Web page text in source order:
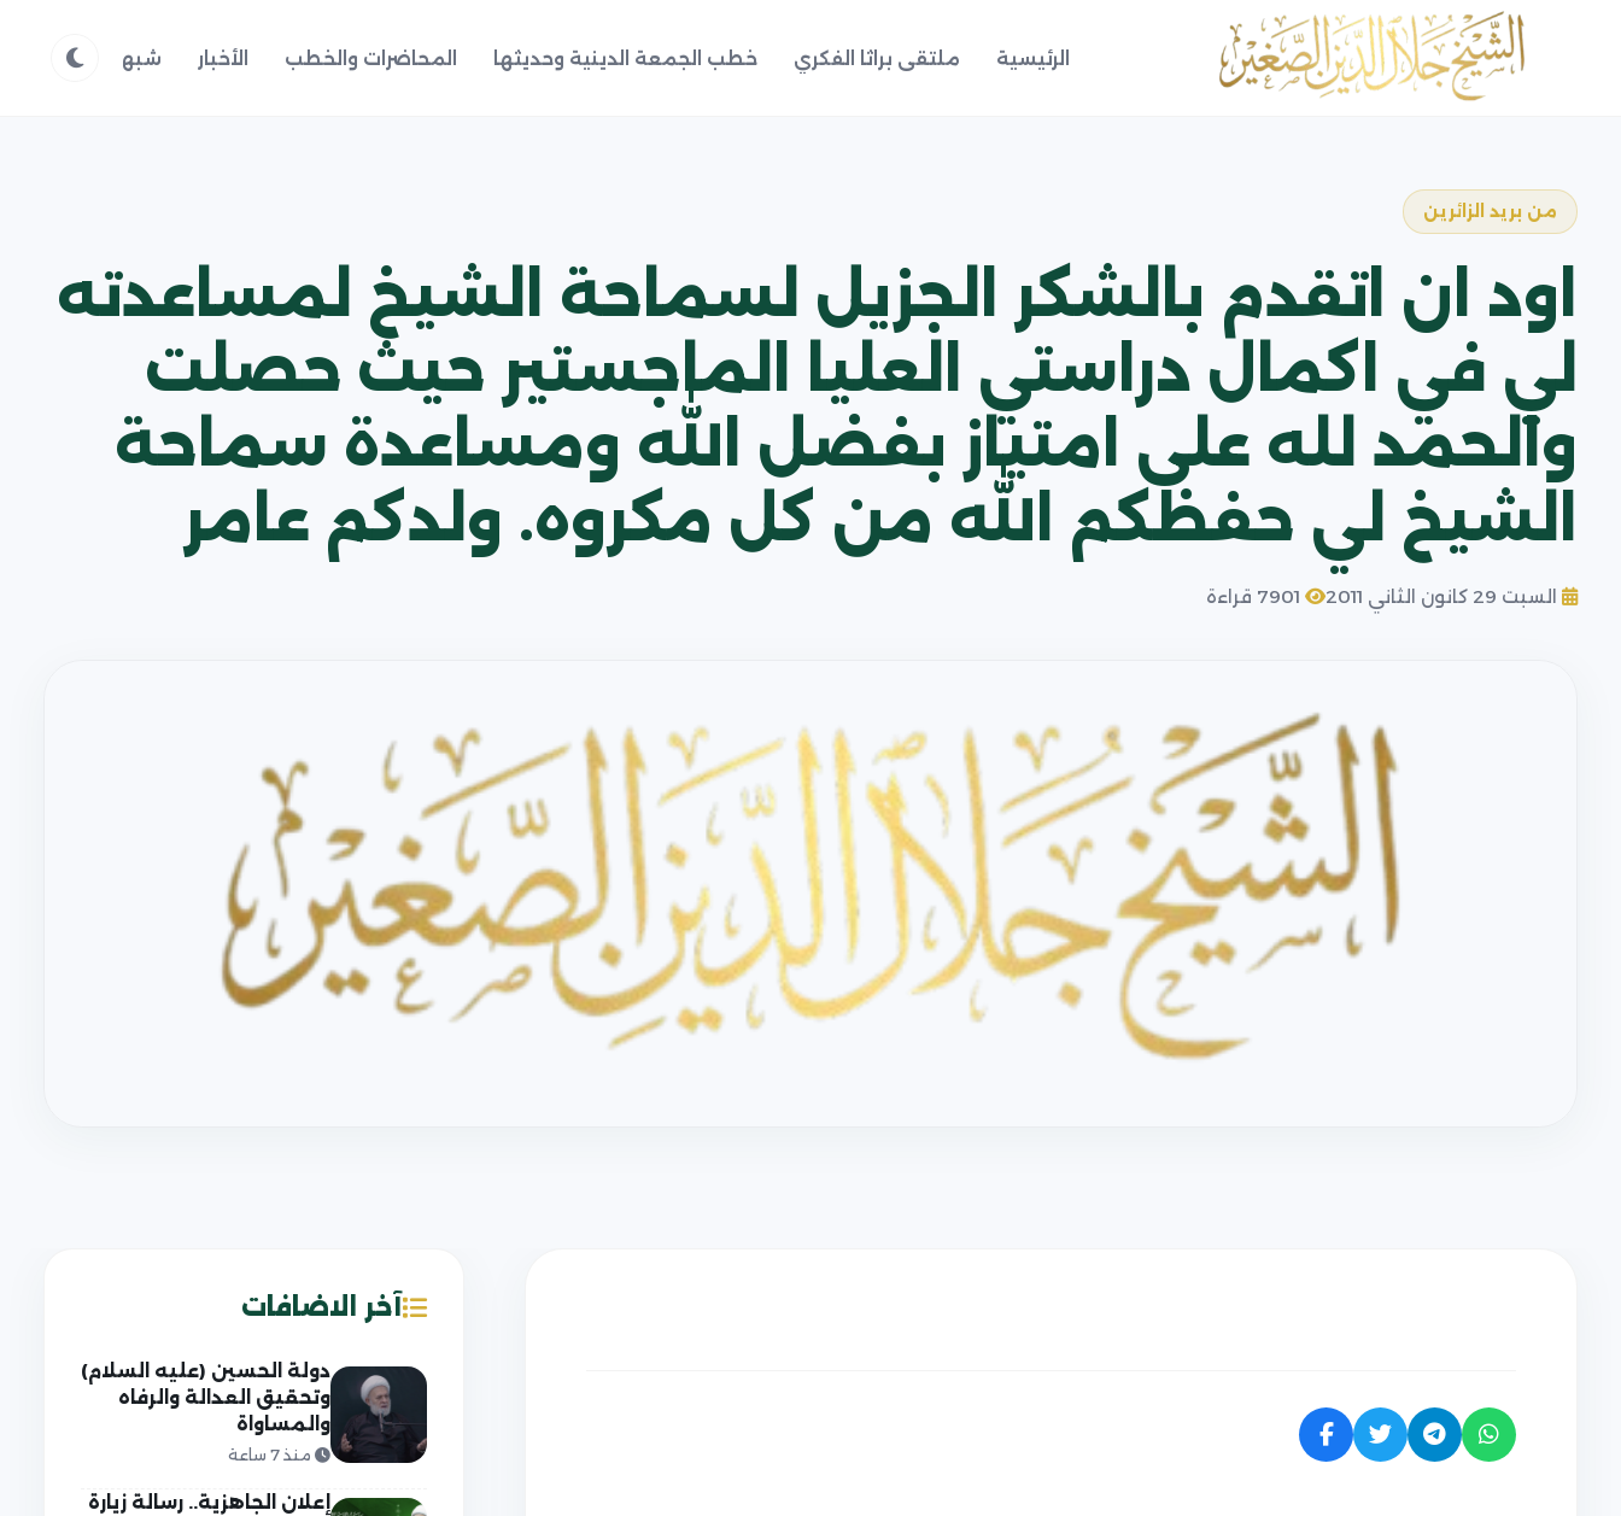
الرئيسية ملتقى براثا الفكري خطب الجمعة الدينية وحديثها المحاضرات والخطب الأخبار شبهات وردود
من بريد الزائرين
اود ان اتقدم بالشكر الجزيل لسماحة الشيخ لمساعدته
لي في اكمال دراستي العليا الماجستير حيث حصلت
والحمد لله على امتياز بفضل الله ومساعدة سماحة
الشيخ لي حفظكم الله من كل مكروه. ولدكم عامر
السبت 29 كانون الثاني 2011
آخر الاضافات
دولة الحسين (عليه السلام)
وتحقيق العدالة والرفاه
والمساواة
منذ 7 ساعة
إعلان الجاهزية.. رسالة زيارة